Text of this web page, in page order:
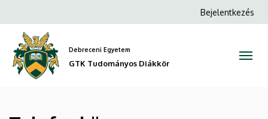
GTK
Tudományos
Diákkör
a
tartalomra
Anonim
Bejelentkezés
Debreceni Egyetem
GTK Tudományos Diákkör